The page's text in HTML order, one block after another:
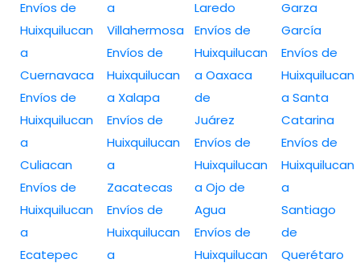
Envíos de
Huixquilucan
a
Cuernavaca
Envíos de
Huixquilucan
a
Culiacan
Envíos de
Huixquilucan
a
Ecatepec
a
Villahermosa
Envíos de
Huixquilucan
a Xalapa
Envíos de
Huixquilucan
a
Zacatecas
Envíos de
Huixquilucan
a
Laredo
Envíos de
Huixquilucan
a Oaxaca
de
Juárez
Envíos de
Huixquilucan
a Ojo de
Agua
Envíos de
Huixquilucan
Garza
García
Envíos de
Huixquilucan
a Santa
Catarina
Envíos de
Huixquilucan
a
Santiago
de
Querétaro